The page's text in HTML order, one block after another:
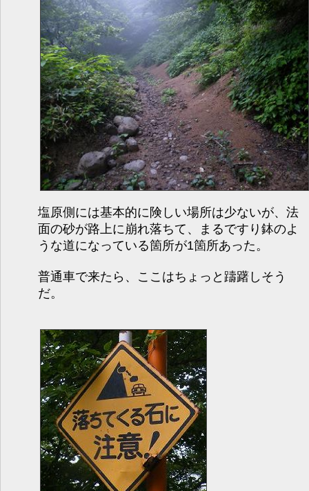
塩原側には基本的に険しい場所は少ないが、法
面の砂が路上に崩れ落ちて、まるですり鉢のよ
うな道になっている箇所が1箇所あった。
普通車で来たら、ここはちょっと躊躇しそう
だ。